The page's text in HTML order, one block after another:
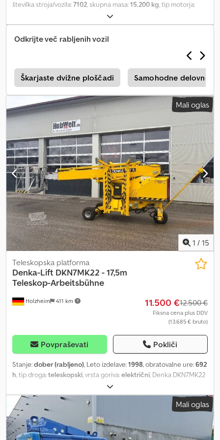
številka stroja/vozila:7102, skupna masa:15.200 kg, tip motorja:
diesel, proizvajalec: Aichi Dedpfx Aszb Ti Tspcokr
Odkrijte več rabljenih vozil
Škarjaste dvižne ploščadi Samohodne delovne
Mali oglas
1 / 15
Holzheim 411 km
Teleskopska platforma
Denka-Lift DKN7MK22 - 17,5m
Teleskop-Arbeitsbühne
11.500 €12.500 €
Fiksna cena plus DDV
(13.685 € bruto)
Povpraševati Pokliči
Stanje:dober (rabljeno), Leto izdelave:1998, obratovalne ure:692
h, tip droga:teleskopski, vrsta goriva:električni, Denka DKN7MK22
– Telescopic Work Platform with 17.50 m Working Height With
hydraulic drive – operable like a pallet jack and hydraulic
outriggers Manufacturer: Denka Model: DKN7MK22 Year of
manufacture: 1998 Batteries: NEW Operating hours (read-off): 692
hours Own weight: approx. 2,000 kg Working height: approx. 17.50
m Platform height: 15.50 m Lateral outreach: max. 10 m Load
Mali oglas